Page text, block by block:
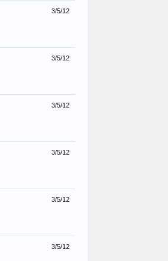
3/5/12
3/5/12
3/5/12
3/5/12
3/5/12
3/5/12